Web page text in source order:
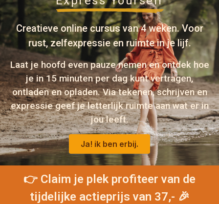
Creatieve online cursus van 4 weken. Voor
rust, zelfexpressie en ruimte in je lijf.
Laat je hoofd even pauze nemen en ontdek hoe
je in 15 minuten per dag kunt vertragen,
ontladen en opladen. Via tekenen, schrijven en
expressie geef je letterlijk ruimte aan wat er in
jou leeft.
Ja! ik ben erbij.
👉 Claim je plek profiteer van de
tijdelijke actieprijs van 37,- 🎉